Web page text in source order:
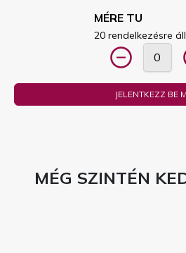
MÉRE TU
20 rendelkezésre
JELENTKEZZ BE
MÉG SZINTÉN